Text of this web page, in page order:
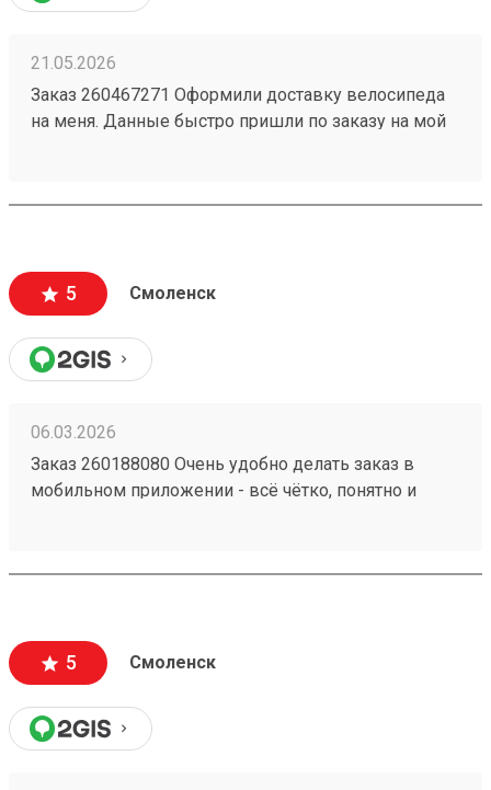
21.05.2026
Заказ 260467271 Оформили доставку велосипеда
на меня. Данные быстро пришли по заказу на мой
доставки и из чего. Даже есть телеграмм бот, что
поддержку, моментально ответили, менеджер
отредактировала заказ и все. Все супер
5 Смоленск
06.03.2026
Заказ 260188080 Очень удобно делать заказ в
мобильном приложении - всё чётко, понятно и
сразу видна сумма на оплату. В обозначенное
делается и оплата. Очень удобно и комфортно! А за
бонусную программу - отдельное спасибо!
5 Смоленск